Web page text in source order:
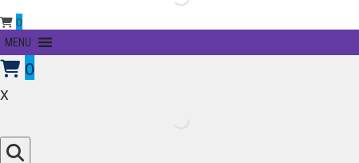
0
Primary
Menu
MENU
0
x